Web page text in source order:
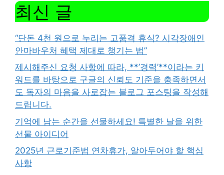
최신 글
“단돈 4천 원으로 누리는 고품격 휴식? 시각장애인
안마바우처 혜택 제대로 챙기는 법”
제시해주신 요청 사항에 따라, **’경력’**이라는 키
워드를 바탕으로 구글의 신뢰도 기준을 충족하면서
도 독자의 마음을 사로잡는 블로그 포스팅을 작성해
드립니다.
기억에 남는 순간을 선물하세요! 특별한 날을 위한
선물 아이디어
2025년 근로기준법 연차휴가, 알아두어야 할 핵심
사항